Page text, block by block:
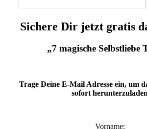
Sichere Dir jetzt gratis
„7 magische Selbstliebe
Trage Deine E-Mail Adresse ein, um
sofort herunterzuladen
Vorname: